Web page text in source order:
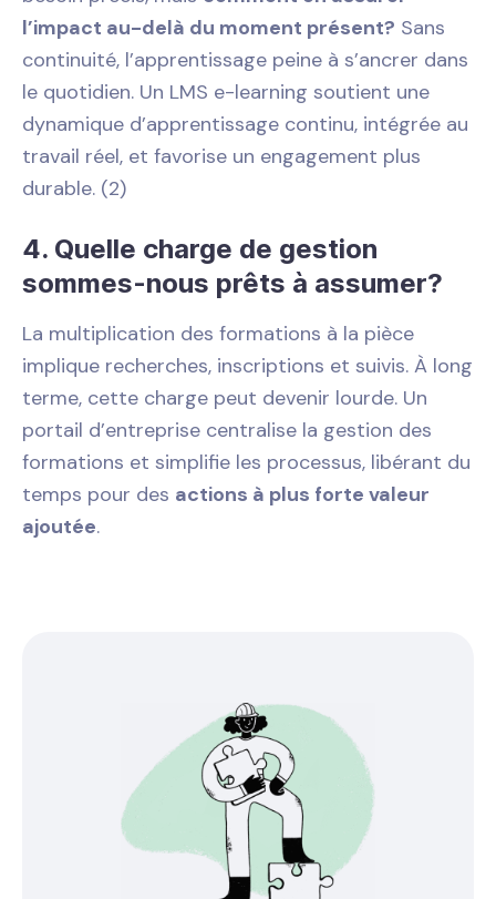
l’impact au-delà du moment présent? Sans
continuité, l’apprentissage peine à s’ancrer dans
le quotidien. Un LMS e-learning soutient une
dynamique d’apprentissage continu, intégrée au
travail réel, et favorise un engagement plus
durable. (2)
4. Quelle charge de gestion
sommes-nous prêts à assumer?
La multiplication des formations à la pièce
implique recherches, inscriptions et suivis. À long
terme, cette charge peut devenir lourde. Un
portail d’entreprise centralise la gestion des
formations et simplifie les processus, libérant du
temps pour des actions à plus forte valeur
ajoutée.